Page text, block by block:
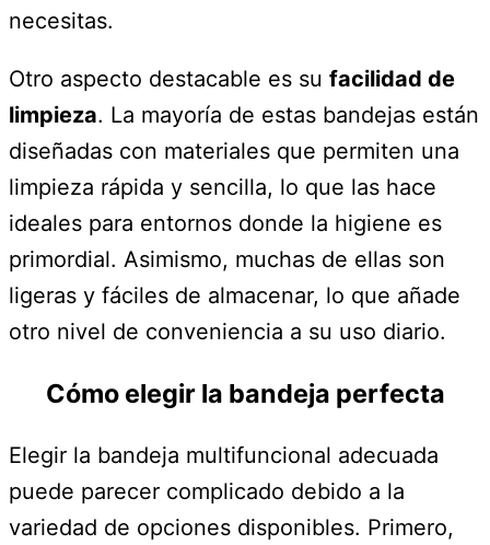
necesitas.
Otro aspecto destacable es su facilidad de
limpieza. La mayoría de estas bandejas están
diseñadas con materiales que permiten una
limpieza rápida y sencilla, lo que las hace
ideales para entornos donde la higiene es
primordial. Asimismo, muchas de ellas son
ligeras y fáciles de almacenar, lo que añade
otro nivel de conveniencia a su uso diario.
Cómo elegir la bandeja perfecta
Elegir la bandeja multifuncional adecuada
puede parecer complicado debido a la
variedad de opciones disponibles. Primero,